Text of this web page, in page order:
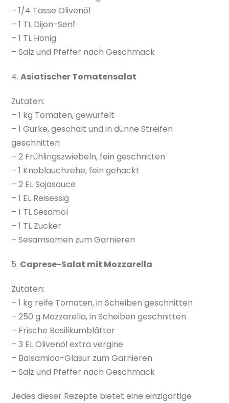
– 1/4 Tasse Olivenöl
– 1 TL Dijon-Senf
– 1 TL Honig
– Salz und Pfeffer nach Geschmack
4.Asiatischer Tomatensalat
Zutaten:
– 1 kg Tomaten, gewürfelt
– 1 Gurke, geschält und in dünne Streifen
geschnitten
– 2 Frühlingszwiebeln, fein geschnitten
– 1 Knoblauchzehe, fein gehackt
– 2 EL Sojasauce
– 1 EL Reisessig
– 1 TL Sesamöl
– 1 TL Zucker
– Sesamsamen zum Garnieren
5. Caprese-Salat mit Mozzarella
Zutaten:
– 1 kg reife Tomaten, in Scheiben geschnitten
– 250 g Mozzarella, in Scheiben geschnitten
– Frische Basilikumblätter
– 3 EL Olivenöl extra vergine
– Balsamico-Glasur zum Garnieren
– Salz und Pfeffer nach Geschmack
Jedes dieser Rezepte bietet eine einzigartige